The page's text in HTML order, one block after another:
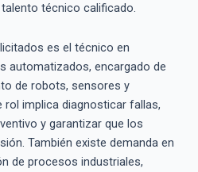
técnico calificado.
es el técnico en
automatizados, encargado de
de robots, sensores y
rol implica diagnosticar fallas,
y garantizar que los
También existe demanda en
de procesos industriales,